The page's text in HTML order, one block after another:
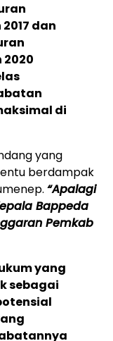
dan
2020
di
yang
berdampak
“Apalagi
Bappeda
Pemkab
yang
sebagai